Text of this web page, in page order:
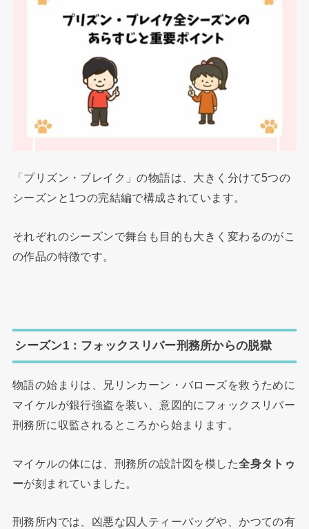
「プリズン・ブレイク」の物語は、大きく分けて5つの
シーズンと1つの完結編で構成されています。
それぞれのシーズンで舞台も目的も大きく変わるのがこ
の作品の特徴です。
シーズン1：フォックスリバー刑務所からの脱獄
物語の始まりは、兄リンカーン・バローズを救うために
マイケルが銀行強盗を装い、意図的にフォックスリバー
刑務所に収監されるところから始まります。
マイケルの体には、刑務所の設計図を模した全身タトゥ
ーが刻まれていました。
刑務所内では、凶悪な囚人ティーバッグや、かつての有